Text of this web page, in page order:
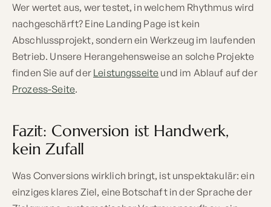
Wer wertet aus, wer testet, in welchem Rhythmus wird
nachgeschärft? Eine Landing Page ist kein
Abschlussprojekt, sondern ein Werkzeug im laufenden
Betrieb. Unsere Herangehensweise an solche Projekte
finden Sie auf der Leistungsseite und im Ablauf auf der
Prozess-Seite.
Fazit: Conversion ist Handwerk,
kein Zufall
Was Conversions wirklich bringt, ist unspektakulär: ein
einziges klares Ziel, eine Botschaft in der Sprache der